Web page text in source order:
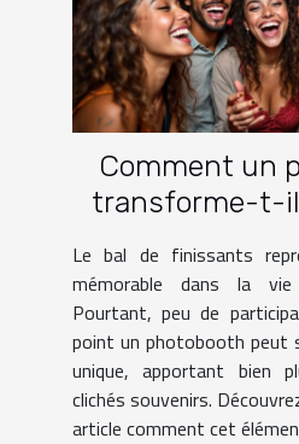
Comment un
transforme-t-il
Le bal de finissants
mémorable dans la
Pourtant, peu de
point un photobooth peut
unique, apportant bien
clichés souvenirs.
article comment cet